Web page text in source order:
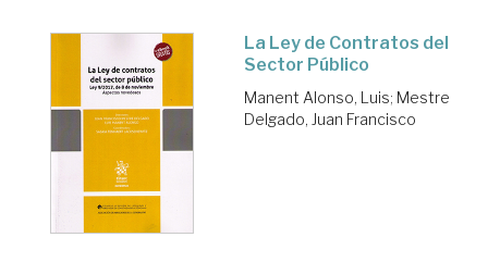
La Ley de Contratos del
Sector Público
Manent Alonso, Luis; Mestre
Delgado, Juan Francisco